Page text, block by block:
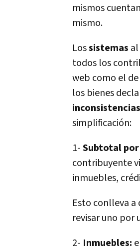
mismos
mismo.
Lossistemas
todos los
web como el
los bienes
simplificación:
1-Subtotal
contribuyente
inmuebles,
Esto conlleva a
revisar uno por
2- Inmuebles: